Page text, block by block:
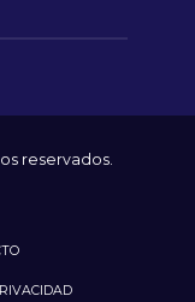
reservados.